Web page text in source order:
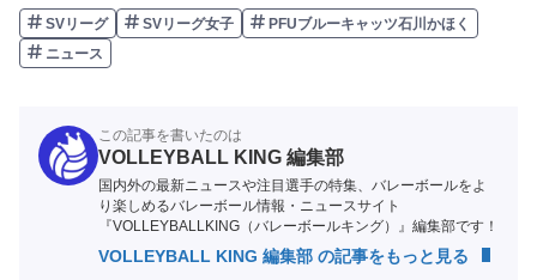
SVリーグ SVリーグ女子
PFUブルーキャッツ石川かほく
ニュース
この記事を書いたのは
VOLLEYBALL KING 編集部
国内外の最新ニュースや注目選手の特集、バレーボールをよ
り楽しめるバレーボール情報・ニュースサイト
『VOLLEYBALLKING（バレーボールキング）』編集部です！
VOLLEYBALL KING 編集部 の記事をもっと見る